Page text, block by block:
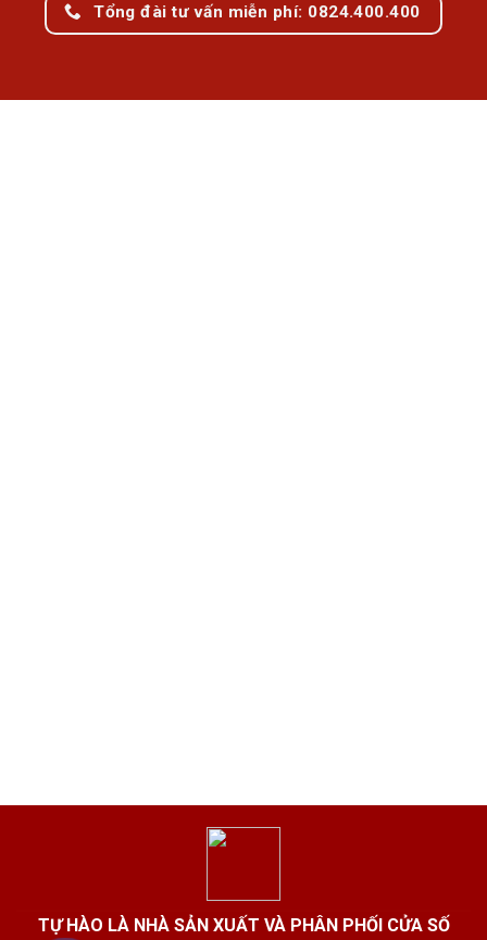
Tổng đài tư vấn miễn phí: 0824.400.400
TỰ HÀO LÀ NHÀ SẢN XUẤT VÀ PHÂN PHỐI CỬA SỐ